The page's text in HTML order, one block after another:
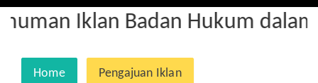
Iklan Badan Hukum dalam
Home Pengajuan Iklan